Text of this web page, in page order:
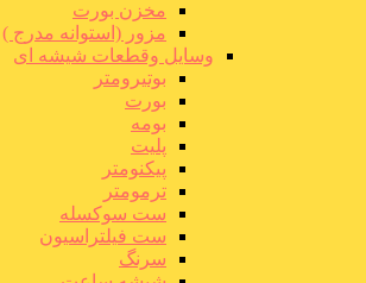
مخزن بورت
مزور (استوانه مدرج )
وسایل وقطعات شیشه ای
بوتیرومتر
بورت
بومه
پلیت
پیکنومتر
ترمومتر
ست سوکسله
ست فیلتراسیون
سرنگ